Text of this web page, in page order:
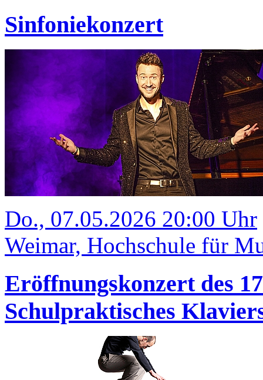
Sinfoniekonzert
Do., 07.05.2026 20:00 Uhr
Weimar, Hochschule für
Eröffnungskonzert des
Schulpraktisches